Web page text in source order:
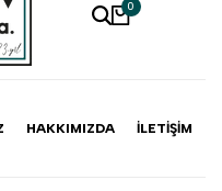
0
HAKKIMIZDA İLETIŞIM